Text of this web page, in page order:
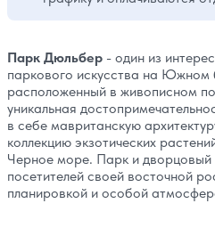
Парк Дюльбер - один из
паркового искусства на Южном
расположенный в живописном
уникальная
в себе мавританскую
коллекцию экзотических
Черное море. Парк и дворцовый
посетителей своей восточной
планировкой и особой